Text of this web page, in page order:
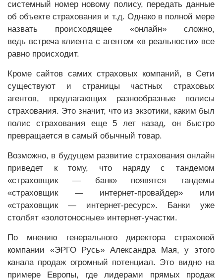
системный номер новому полису, передать данные
об объекте страхования и т.д. Однако в полной мере
назвать происходящее «онлайн» сложно,
ведь встреча клиента с агентом «в реальности» все
равно происходит.
Кроме сайтов самих страховых компаний, в Сети
существуют и страницы частных страховых
агентов, предлагающих разнообразные полисы
страхования. Это значит, что из экзотики, каким был
полис страхования еще 5 лет назад, он быстро
превращается в самый обычный товар.
Возможно, в будущем развитие страхования онлайн
приведет к тому, что наряду с тандемом
«страховщик — банк» появятся тандемы
«страховщик — интернет-провайдер» или
«страховщик — интернет-ресурс». Банки уже
столбят «золотоносные» интернет-участки.
По мнению генерального директора страховой
компании «ЭРГО Русь» Александра Мая, у этого
канала продаж огромный потенциал. Это видно на
примере Европы, где лидерами прямых продаж